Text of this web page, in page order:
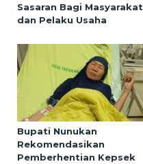
Sasaran Bagi Masyarakat
dan Pelaku Usaha
Bupati Nunukan
Rekomendasikan
Pemberhentian Kepsek